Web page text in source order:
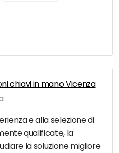
chiavi in mano Vicenza
e alla selezione di
qualificate, la
la soluzione migliore